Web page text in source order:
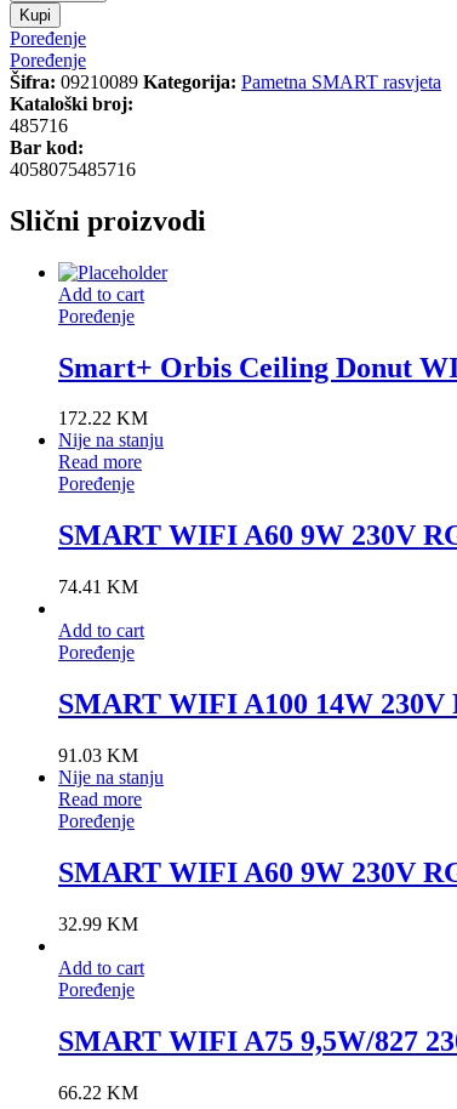
Kupi
Poređenje
Poređenje
Šifra: 09210089 Kategorija: Pametna SMART rasvjeta
Kataloški broj:
485716
Bar kod:
4058075485716
Slični proizvodi
Add to cart
Poređenje
Smart+ Orbis Ceiling Donut
172.22 KM
Nije na stanju
Read more
Poređenje
SMART WIFI A60 9W 230V
74.41 KM
Add to cart
Poređenje
SMART WIFI A100 14W 230V
91.03 KM
Nije na stanju
Read more
Poređenje
SMART WIFI A60 9W 230V
32.99 KM
Add to cart
Poređenje
SMART WIFI A75 9,5W/827
66.22 KM